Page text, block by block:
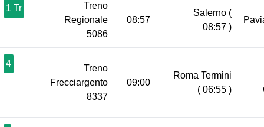
1 Tr
Treno
Regionale
5086
08:57
Salerno (
08:57 )
4
Treno
Frecciargento
8337
09:00
Roma Termini
( 06:55 )